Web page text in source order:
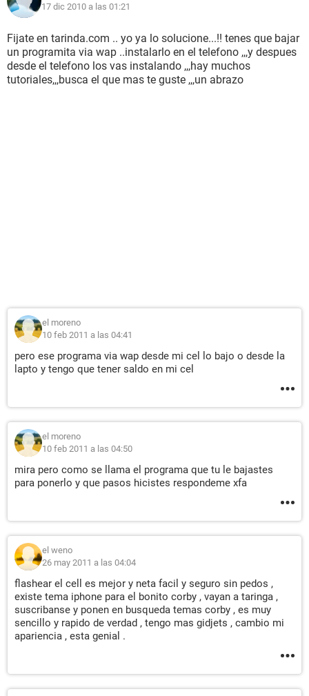
17 dic 2010 a las 01:21
Fijate en tarinda.com .. yo ya lo solucione...!! tenes que bajar
un programita via wap ..instalarlo en el telefono ,,,y despues
desde el telefono los vas instalando ,,,hay muchos
tutoriales,,,busca el que mas te guste ,,,un abrazo
el moreno
10 feb 2011 a las 04:41
pero ese programa via wap desde mi cel lo bajo o desde la
lapto y tengo que tener saldo en mi cel
el moreno
10 feb 2011 a las 04:50
mira pero como se llama el programa que tu le bajastes
para ponerlo y que pasos hicistes respondeme xfa
el weno
26 may 2011 a las 04:04
flashear el cell es mejor y neta facil y seguro sin pedos ,
existe tema iphone para el bonito corby , vayan a taringa ,
suscribanse y ponen en busqueda temas corby , es muy
sencillo y rapido de verdad , tengo mas gidjets , cambio mi
apariencia , esta genial .